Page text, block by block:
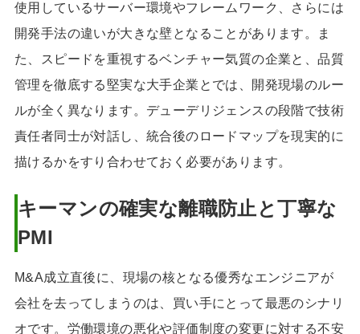
使用しているサーバー環境やフレームワーク、さらには
開発手法の違いが大きな壁となることがあります。ま
た、スピードを重視するベンチャー気質の企業と、品質
管理を徹底する堅実な大手企業とでは、開発現場のルー
ルが全く異なります。デューデリジェンスの段階で技術
責任者同士が対話し、統合後のロードマップを現実的に
描けるかをすり合わせておく必要があります。
キーマンの確実な離職防止と丁寧な
PMI
M&A成立直後に、現場の核となる優秀なエンジニアが
会社を去ってしまうのは、買い手にとって最悪のシナリ
オです。労働環境の悪化や評価制度の変更に対する不安